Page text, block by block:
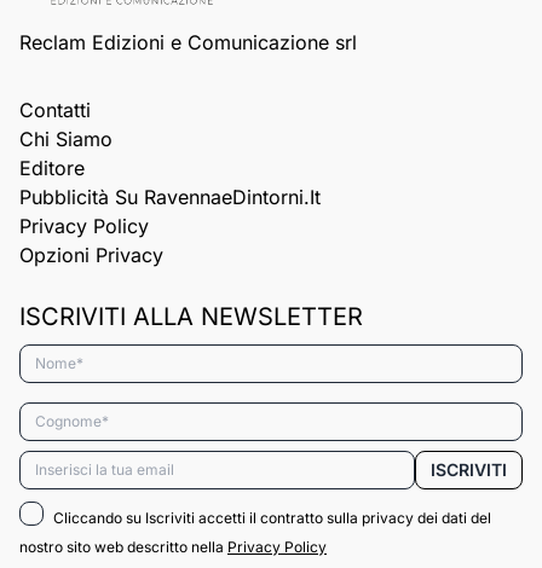
Reclam Edizioni e Comunicazione srl
Contatti
Chi Siamo
Editore
Pubblicità Su RavennaeDintorni.it
Privacy Policy
Opzioni Privacy
ISCRIVITI ALLA NEWSLETTER
Nome*
Cognome*
Email* ISCRIVITI
Cliccando su Iscriviti accetti il contratto sulla privacy dei dati del
nostro sito web descritto nella Privacy Policy